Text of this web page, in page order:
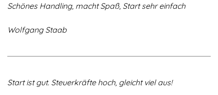
Schönes Handling, macht Spaß, Start sehr einfach
Wolfgang Staab
Start ist gut. Steuerkräfte hoch, gleicht viel aus!